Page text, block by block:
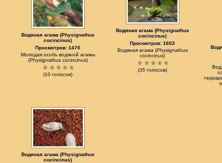
Водяная агама (Physignathus
cocincinus)
Просмотров: 1470
Молодая особь водяной агамы
(Physignathus cocincinus)
(10 голосов)
Водяная агама (Physignathus
cocincinus)
Просмотров: 1603
Водяная агама (Physignathus
cocincinus)
(35 голосов)
Водяная агама (Physignathus
cocincinus)